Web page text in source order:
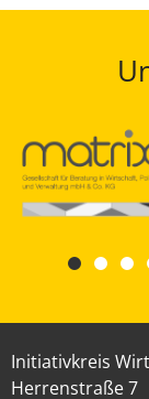
Initiativkreis
Herrenstraße 7